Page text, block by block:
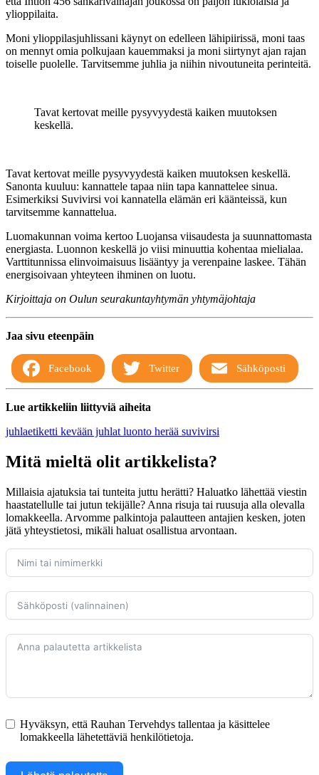
ylioppilaita.
Moni ylioppilasjuhlissani käynyt on edelleen lähipiirissä, moni taas
on mennyt omia polkujaan kauemmaksi ja moni siirtynyt ajan rajan
toiselle puolelle. Tarvitsemme juhlia ja niihin nivoutuneita perinteitä.
Tavat kertovat meille pysyvyydestä kaiken muutoksen
keskellä.
Tavat kertovat meille pysyvyydestä kaiken muutoksen keskellä.
Sanonta kuuluu: kannattele tapaa niin tapa kannattelee sinua.
Esimerkiksi Suvivirsi voi kannatella elämän eri käänteissä, kun
tarvitsemme kannattelua.
Luomakunnan voima kertoo Luojansa viisaudesta ja suunnattomasta
energiasta. Luonnon keskellä jo viisi minuuttia kohentaa mielialaa.
Varttitunnissa elinvoimaisuus lisääntyy ja verenpaine laskee. Tähän
energisoivaan yhteyteen ihminen on luotu.
Kirjoittaja on Oulun seurakuntayhtymän yhtymäjohtaja
Jaa sivu eteenpäin
Facebook Twitter Sähköposti
Lue artikkeliin liittyviä aiheita
juhlaetiketti kevään juhlatluonto herää suvivirsi
Mitä mieltä olit artikkelista?
Millaisia ajatuksia tai tunteita juttu herätti? Haluatko lähettää viestin
haastatellulle tai jutun tekijälle? Anna risuja tai ruusuja alla olevalla
lomakkeella. Arvomme palkintoja palautteen antajien kesken, joten
jätä yhteystietosi, mikäli haluat osallistua arvontaan.
Hyväksyn, että Rauhan Tervehdys tallentaa ja käsittelee
lomakkeella lähetettäviä henkilötietoja.